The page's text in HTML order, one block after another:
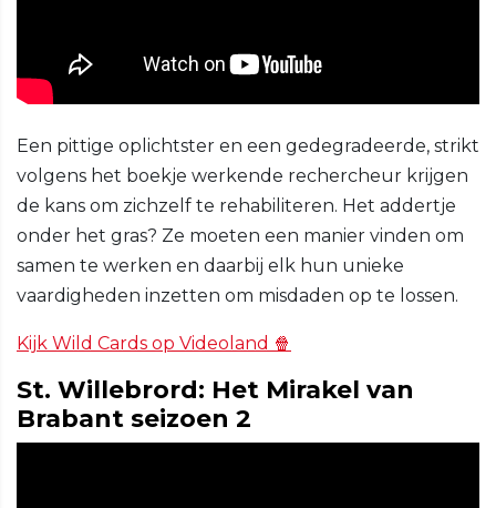
Een pittige oplichtster en een gedegradeerde, strikt
volgens het boekje werkende rechercheur krijgen
de kans om zichzelf te rehabiliteren. Het addertje
onder het gras? Ze moeten een manier vinden om
samen te werken en daarbij elk hun unieke
vaardigheden inzetten om misdaden op te lossen.
Kijk Wild Cards op Videoland 🍿
St. Willebrord: Het Mirakel van
Brabant seizoen 2